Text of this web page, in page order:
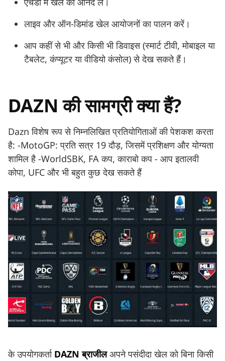
लाइव और ऑन-डिमांड खेल आयोजनों का पालन करें।
आप कहीं से भी और किसी भी डिवाइस (स्मार्ट टीवी, मोबाइल या
टैबलेट, कंप्यूटर या वीडियो कंसोल) से देख सकते हैं।
DAZN की सामग्री क्या हैं?
Dazn विशेष रूप से निम्नलिखित प्रतियोगिताओं की पेशकश करता
है: -MotoGP: प्रति सत्र 19 दौड़, जिसमें प्रशिक्षण और योग्यता
शामिल है -WorldSBK, FA कप, काराबो कप - आप इतालवी
कोपा, UFC और भी बहुत कुछ देख सकते हैं
के उपयोगकर्ता DAZN ब्राजीलअपने पसंदीदा खेल को बिना किसी